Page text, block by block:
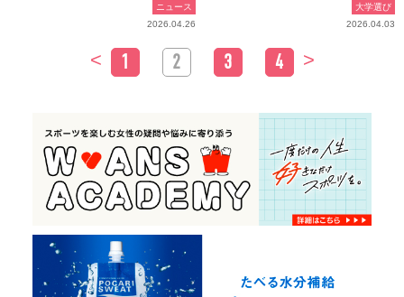
ニュース
2026.04.26
大学選び
2026.04.03
< 1 2 3 4 >